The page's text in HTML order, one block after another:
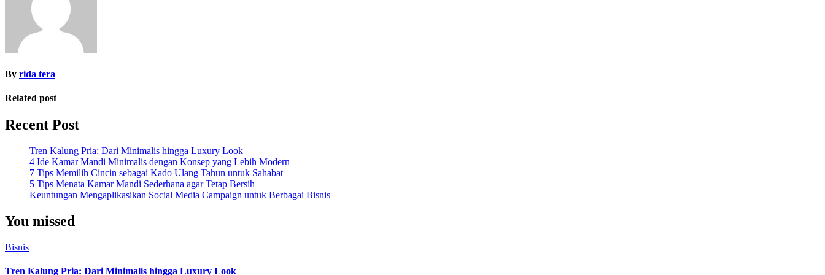
By rida tera
Related post
Recent Post
Tren Kalung Pria: Dari Minimalis hingga Luxury Look
4 Ide Kamar Mandi Minimalis dengan Konsep yang Lebih Modern
7 Tips Memilih Cincin sebagai Kado Ulang Tahun untuk Sahabat
5 Tips Menata Kamar Mandi Sederhana agar Tetap Bersih
Keuntungan Mengaplikasikan Social Media Campaign untuk Berbagai Bisnis
You missed
Bisnis
Tren Kalung Pria: Dari Minimalis hingga Luxury Look